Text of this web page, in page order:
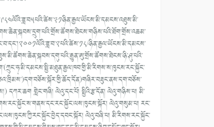
ཉིན་རྒྱལ་ཡོངས་མི་དམངས་
དཀར་ཆག གླེང་གཞི། ལེའུ་དང་པོ། སྤྱིའི་རྩ་དོན། ལེའུ་གཉིས་པ། མི་
ལེའུ་གསུམ་པ། རང་
ལེའུ་བཞི་པ། མི་རིགས་རང་སྐྱོང་